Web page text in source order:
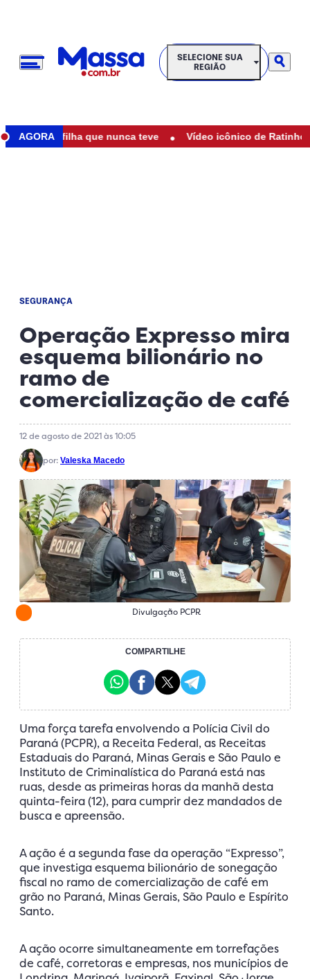
SELECIONE SUA REGIÃO
SELECIONE SUA
REGIÃO
AGORA
mãe de filha que nunca teve • Vídeo icônico de Ratinho
SEGURANÇA
Operação Expresso mira
esquema bilionário no
ramo de
comercialização de café
12 de agosto de 2021 às 10:05
por: Valeska Macedo
Divulgação PCPR
COMPARTILHE
Uma força tarefa envolvendo a Polícia Civil do
Paraná (PCPR), a Receita Federal, as Receitas
Estaduais do Paraná, Minas Gerais e São Paulo e
Instituto de Criminalística do Paraná está nas
ruas, desde as primeiras horas da manhã desta
quinta-feira (12), para cumprir dez mandados de
busca e apreensão.
A ação é a segunda fase da operação “Expresso”,
que investiga esquema bilionário de sonegação
fiscal no ramo de comercialização de café em
grão no Paraná, Minas Gerais, São Paulo e Espírito
Santo.
A ação ocorre simultaneamente em torrefações
de café, corretoras e empresas, nos municípios de